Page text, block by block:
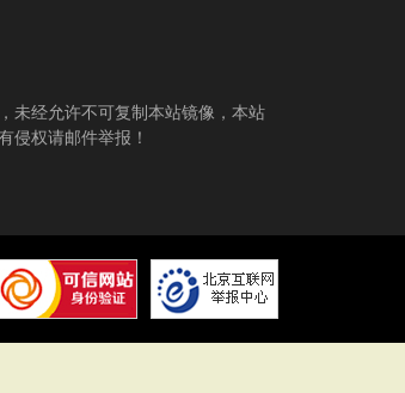
未经允许不可复制本站镜像，本站
侵权请邮件举报！